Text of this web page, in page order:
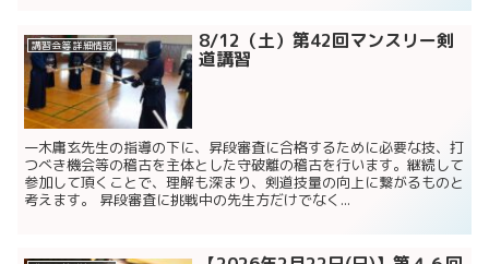
講習会等 詳細情報 8/12（土）第42回マンスリー剣
道講習
一木庸玄先生の指導の下に、昇段審査に合格するために必要な技、打
つべき機会等の稽古を主体とした守破離の稽古を行います。継続して
参加して頂くことで、理解も深まり、剣道技量の向上に繋がるものと
考えます。 昇段審査に挑戦中の先生方だけでなく...